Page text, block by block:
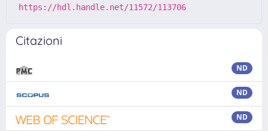
https://hdl.handle.net/11572/113706
Citazioni
ND
ND
ND